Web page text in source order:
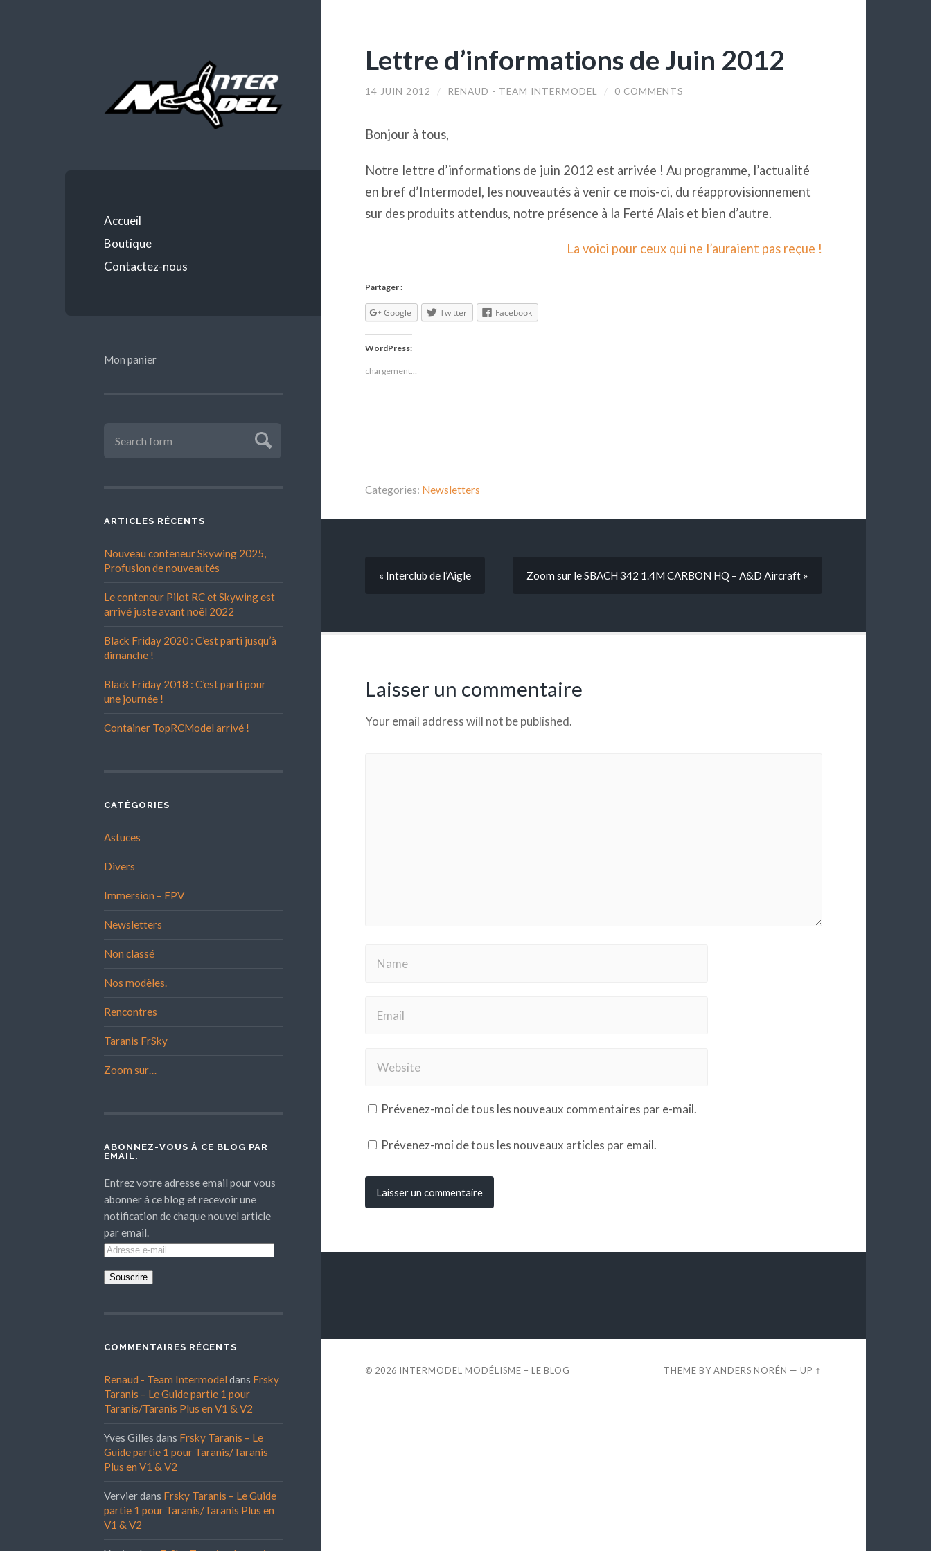
Accueil
Boutique
Contactez-nous
Mon panier
ARTICLES RÉCENTS
Nouveau conteneur Skywing 2025,
Profusion de nouveautés
Le conteneur Pilot RC et Skywing est
arrivé juste avant noël 2022
Black Friday 2020 : C’est parti jusqu’à
dimanche !
Black Friday 2018 : C’est parti pour
une journée !
Container TopRCModel arrivé !
CATÉGORIES
Astuces
Divers
Immersion – FPV
Newsletters
Non classé
Nos modèles.
Rencontres
Taranis FrSky
Zoom sur…
ABONNEZ-VOUS À CE BLOG PAR
EMAIL.
Entrez votre adresse email pour vous
abonner à ce blog et recevoir une
notification de chaque nouvel article
par email.
Adresse
e-
COMMENTAIRES RÉCENTS
Renaud - Team Intermodel dans Frsky
Taranis – Le Guide partie 1 pour
Taranis/Taranis Plus en V1 & V2
Yves Gilles dans Frsky Taranis – Le
Guide partie 1 pour Taranis/Taranis
Plus en V1 & V2
Vervierdans Frsky Taranis – Le Guide
partie 1 pour Taranis/Taranis Plus en
V1 & V2
Lettre d’informations de Juin 2012
14 JUIN 2012 / RENAUD - TEAM INTERMODEL / 0 COMMENTS
Bonjour à tous,
Notre lettre d’informations de juin 2012 est arrivée ! Au programme, l’actualité
en bref d’Intermodel, les nouveautés à venir ce mois-ci, du réapprovisionnement
sur des produits attendus, notre présence à la Ferté Alais et bien d’autre.
La voici pour ceux qui ne l’auraient pas reçue !
Partager :
Google Twitter Facebook
WordPress:
chargement…
Categories: Newsletters
« Interclub de l’Aigle Zoom sur le SBACH 342 1.4M CARBON HQ – A&D Aircraft »
Laisser un commentaire
Your email address will not be published.
Prévenez-moi de tous les nouveaux commentaires par e-mail.
Prévenez-moi de tous les nouveaux articles par email.
© 2026 INTERMODEL MODÉLISME – LE BLOG THEME BYANDERS NORÉN —UP ↑